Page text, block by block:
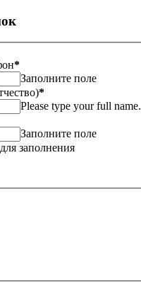
*
Заполните поле
*
Please type your full name.
Заполните поле
заполнения